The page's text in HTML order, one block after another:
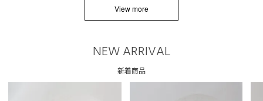
View more
NEW ARRIVAL
新着商品